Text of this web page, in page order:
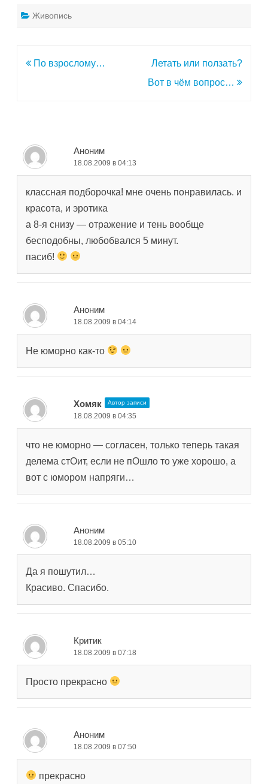
Живопись
Навигация
По взрослому…
Летать или ползать?
Вот в чём вопрос…
Аноним
18.08.2009 в 04:13
классная подборочка! мне очень понравилась. и
красота, и эротика
а 8-я снизу — отражение и тень вообще
бесподобны, любобвался 5 минут.
пасиб!
Аноним
18.08.2009 в 04:14
Не юморно как-то
Хомяк Автор записи
18.08.2009 в 04:35
что не юморно — согласен, только теперь такая
делема стОит, если не пОшло то уже хорошо, а
вот с юмором напряги…
Аноним
18.08.2009 в 05:10
Да я пошутил…
Красиво. Спасибо.
Критик
18.08.2009 в 07:18
Просто прекрасно
Аноним
18.08.2009 в 07:50
прекрасно